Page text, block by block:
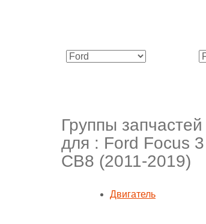
Группы запчастей
для : Ford Focus 3
CB8 (2011-2019)
Двигатель